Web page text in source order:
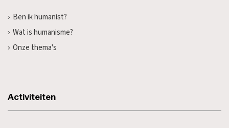
Ben ik humanist?
Wat is humanisme?
Onze thema's
Activiteiten